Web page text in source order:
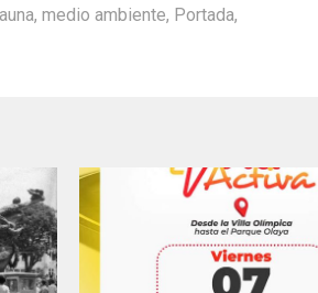
, medio ambiente, Portada,